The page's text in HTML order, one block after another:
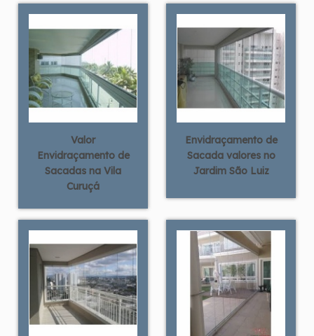
Valor
Envidraçamento de
Sacadas na Vila
Curuçá
Envidraçamento de
Sacada valores no
Jardim São Luiz